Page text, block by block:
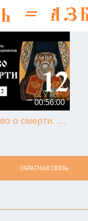
00:56:00
12. Слово о смерти. Игнатий Брянчанинов.
ОБРАТНАЯ СВЯЗЬ